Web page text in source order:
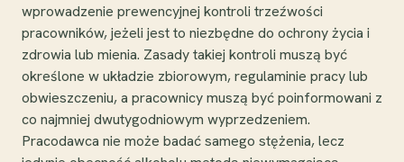
wprowadzenie prewencyjnej kontroli trzeźwości
pracowników, jeżeli jest to niezbędne do ochrony życia i
zdrowia lub mienia. Zasady takiej kontroli muszą być
określone w układzie zbiorowym, regulaminie pracy lub
obwieszczeniu, a pracownicy muszą być poinformowani z
co najmniej dwutygodniowym wyprzedzeniem.
Pracodawca nie może badać samego stężenia, lecz